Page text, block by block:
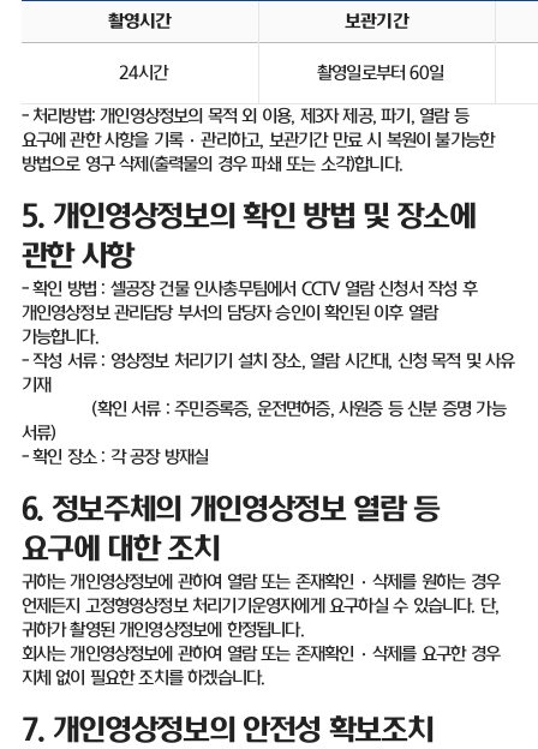
촬영시간 보관기간
24시간 촬영일로부터60일
-처리방법:개인영상정보의 목적 외 이용, 제 3자 제공,파기 , 열람 등
요구에 관한 사항을 기록·관리하고, 보관기간 만료 시 복원이 불가능한
방법으로 영구 삭제 (출력물의 경우 파쇄 또는 소각)합니다.
5. 개인영상정보의 확인 방법 및 장소에
관한 사항
-확인 방법 : 셀공장 건물 인사총무팀에서 CCTV 열람 신청서 작성 후
개인영상정보 관리담당 부서의 담당자 승인이 확인된 이후 열람
가능합니다.
-작성 서류: 영상정보 처리기기 설치 장소, 열람 시간대, 신청 목적 및 사유
기재
(확인 서류 :주민증록증, 운전면허증, 사원증 등 신분 증명 가능
서류)
-확인 장소 : 각 공장 방재실
6. 정보주체의 개인영상정보 열람 등
요구에 대한 조치
귀하는 개인영상정보에 관하여 열람 또는 존재확인 · 삭제를 원하는 경우
언제든지 고정형영상정보 처리기기운영자에게 요구하실 수 있습니다. 단,
귀하가 촬영된 개인영상정보에 한정됩니다.
회사는 개인영상정보에 관하여 열람 또는 존재확인 · 삭제를 요구한 경우
지체 없이 필요한 조치를 하겠습니다.
7. 개인영상정보의 안전성 확보조치